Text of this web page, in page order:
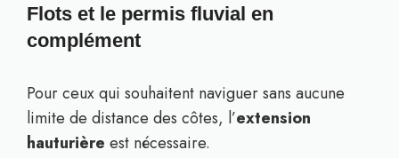
Flots et le permis fluvial en
complément
Pour ceux qui souhaitent naviguer sans aucune
limite de distance des côtes, l’extension
hauturière est nécessaire.